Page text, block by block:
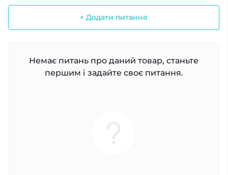
+ Додати питання
Немає питань про даний товар, станьте
першим і задайте своє питання.